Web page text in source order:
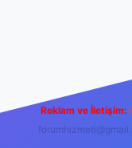
Reklam ve İletişim: